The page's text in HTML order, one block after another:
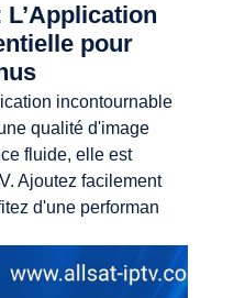
pour
incontournable
qualité d'image
fluide, elle est
Ajoutez facilement
d'une performan